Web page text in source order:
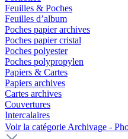
Feuilles & Poches
Feuilles d’album
Poches papier archives
Poches papier cristal
Poches polyester
Poches polypropylen
Papiers & Cartes
Papiers archives
Cartes archives
Couvertures
Intercalaires
Voir la catégorie Archivage -